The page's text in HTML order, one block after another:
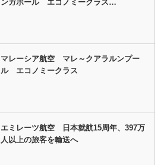
ンガポール エコノミークラス…
マレーシア航空 マレ～クアラルンプー
ル エコノミークラス
エミレーツ航空 日本就航15周年、397万
人以上の旅客を輸送へ